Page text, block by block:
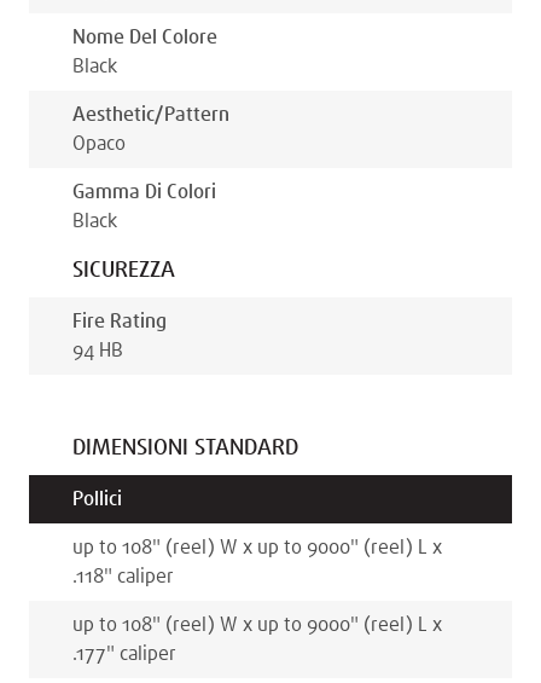
Nome Del Colore
Black
Aesthetic/pattern
Opaco
Gamma Di Colori
Black
SICUREZZA
Fire Rating
94 HB
DIMENSIONI STANDARD
Pollici
up to 108" (reel) W x up to 9000" (reel) L x
.118" caliper
up to 108" (reel) W x up to 9000" (reel) L x
.177" caliper